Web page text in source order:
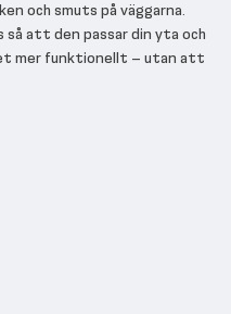
och smuts på väggarna.
att den passar din yta och
mer funktionellt – utan att